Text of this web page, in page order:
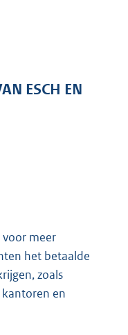
e
ESCH EN
voor meer
het betaalde
zoals
en